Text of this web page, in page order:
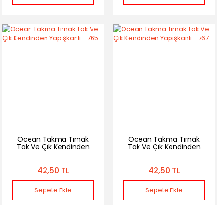
Ocean Takma Tırnak
Tak Ve Çık Kendinden
42,50 TL
Sepete Ekle
Ocean Takma Tırnak
Tak Ve Çık Kendinden
42,50 TL
Sepete Ekle